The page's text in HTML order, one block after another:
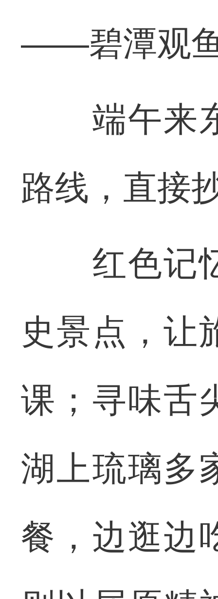
——碧潭观
端午来东
路线，直
红色记忆
史景点，让
课；寻味舌
湖上琉璃多
餐，边逛边